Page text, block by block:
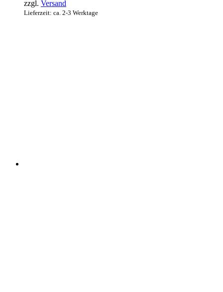
zzgl. Versand
Lieferzeit: ca. 2-3 Werktage